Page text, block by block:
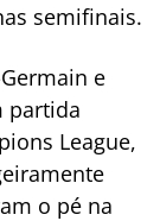
semifinais.
e
partida
League,
o pé na